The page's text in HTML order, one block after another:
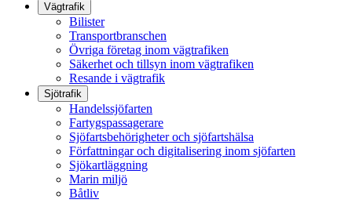
Vägtrafik
Bilister
Transportbranschen
Övriga företag inom vägtrafiken
Säkerhet och tillsyn inom vägtrafiken
Resande i vägtrafik
Sjötrafik
Handelssjöfarten
Fartygspassagerare
Sjöfartsbehörigheter och sjöfartshälsa
Författningar och digitalisering inom sjöfarten
Sjökartläggning
Marin miljö
Båtliv